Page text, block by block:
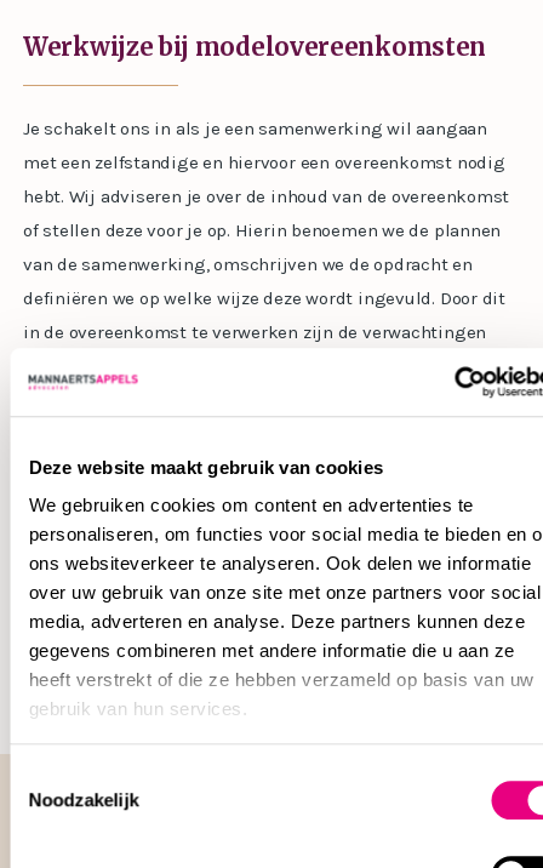
Deze website maakt gebruik van cookies
We gebruiken cookies om content en advertenties te
personaliseren, om functies voor social media te bieden en
ons websiteverkeer te analyseren. Ook delen we informatie
over uw gebruik van onze site met onze partners voor social
media, adverteren en analyse. Deze partners kunnen deze
gegevens combineren met andere informatie die u aan ze
heeft verstrekt of die ze hebben verzameld op basis van uw
gebruik van hun services.
Noodzakelijk
Werkwijze bij modelovereenkomsten
Je schakelt ons in als je een samenwerking wil aangaan
met een zelfstandige en hiervoor een overeenkomst nodig
hebt. Wij adviseren je over de inhoud van de overeenkomst
of stellen deze voor je op. Hierin benoemen we de plannen
van de samenwerking, omschrijven we de opdracht en
definiëren we op welke wijze deze wordt ingevuld. Door dit
in de overeenkomst te verwerken zijn de verwachtingen
helder en worden discussies voorkomen. Bovendien ben je
met goede vastlegging ingedekt voor de situatie waarin
Daarnaast staan we je bij als er sprake is van een geschil
omtrent een modelovereenkomst met een zzp’er of als je
onbedoeld wordt aangesproken op het afdragen van
loonheffing. Wij zoeken uit wat de mogelijkheden zijn om
deze aanspraak te voorkomen en voeren het proces voor jou.